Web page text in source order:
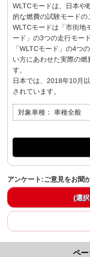
WLTCモードは、日本や
的な燃費の試験モードの
WLTCモードは「市街地
ード」の3つの走行モー
「WLTCモード」の4つ
い方にあわせた実際の
す。
日本では、2018年10月
されています。
対象車種： 車種全般
アンケート:ご意見をお聞
(選
ペー